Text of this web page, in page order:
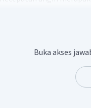
Buka akses